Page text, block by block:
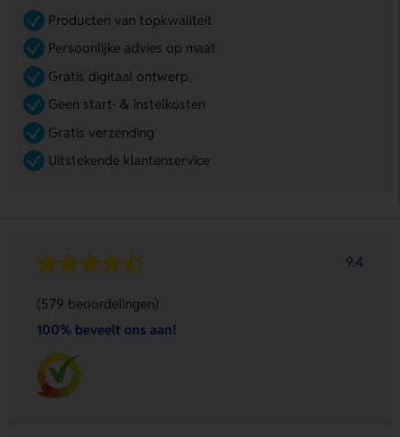
Producten van topkwaliteit
Persoonlijke advies op maat
Gratis digitaal ontwerp
Geen start- & instelkosten
Gratis verzending
Uitstekende klantenservice
9.4
(579 beoordelingen)
100% beveelt ons aan!